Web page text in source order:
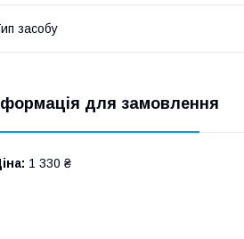
засобу
для замовлення
1 330 ₴